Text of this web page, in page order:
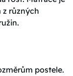
z různých
postele.